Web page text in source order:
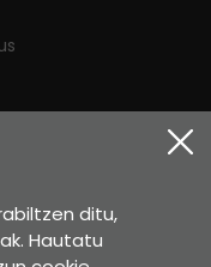
ditu,
Hautatu